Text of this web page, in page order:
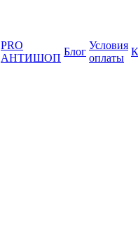
PRO
АНТИШОП
Блог
Условия
оплаты